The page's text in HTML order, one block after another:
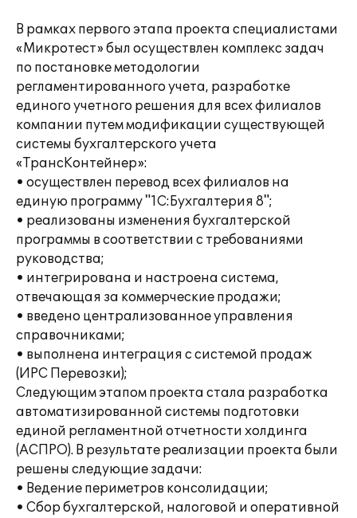
В рамках первого этапа проекта специалистами
«Микротест» был осуществлен комплекс задач
по постановке методологии
регламентированного учета, разработке
единого учетного решения для всех филиалов
компании путем модификации существующей
системы бухгалтерского учета
«ТрансКонтейнер»:
• осуществлен перевод всех филиалов на
единую программу "1С:Бухгалтерия 8";
• реализованы изменения бухгалтерской
программы в соответствии с требованиями
руководства;
• интегрирована и настроена система,
отвечающая за коммерческие продажи;
• введено централизованное управления
справочниками;
• выполнена интеграция с системой продаж
(ИРС Перевозки);
Следующим этапом проекта стала разработка
автоматизированной системы подготовки
единой регламентной отчетности холдинга
(АСПРО). В результате реализации проекта были
решены следующие задачи:
• Ведение периметров консолидации;
• Сбор бухгалтерской, налоговой и оперативной